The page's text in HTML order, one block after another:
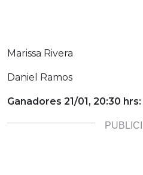
Marissa Rivera
Daniel Ramos
Ganadores 21/01, 20:30 hrs: